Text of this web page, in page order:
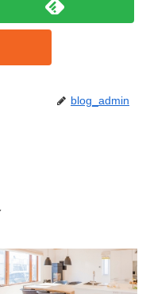
blog_admin